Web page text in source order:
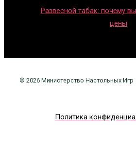
Развесной табак: почему
цены
© 2026 Министерство Настольных Игр
Политика